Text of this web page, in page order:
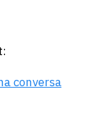
conversa